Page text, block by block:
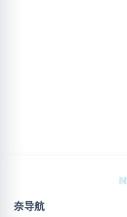
奈导航